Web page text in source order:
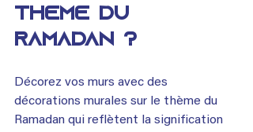
thème du
Ramadan ?
Décorez vos murs avec des
décorations murales sur le thème du
Ramadan qui reflètent la signification